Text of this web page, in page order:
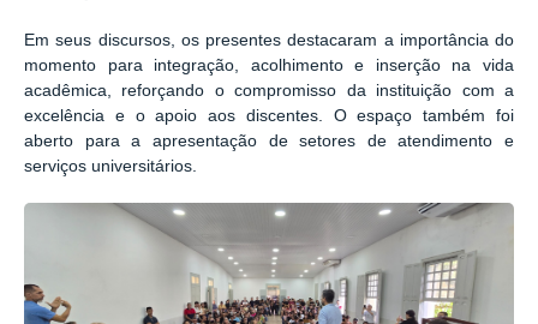
Em seus discursos, os presentes destacaram a importância do
momento para integração, acolhimento e inserção na vida
acadêmica , reforçando o compromisso da instituição com a
excelência e o apoio aos discentes. O espaço também foi
aberto para a apresentação desetores de atendimento e
serviços universitários